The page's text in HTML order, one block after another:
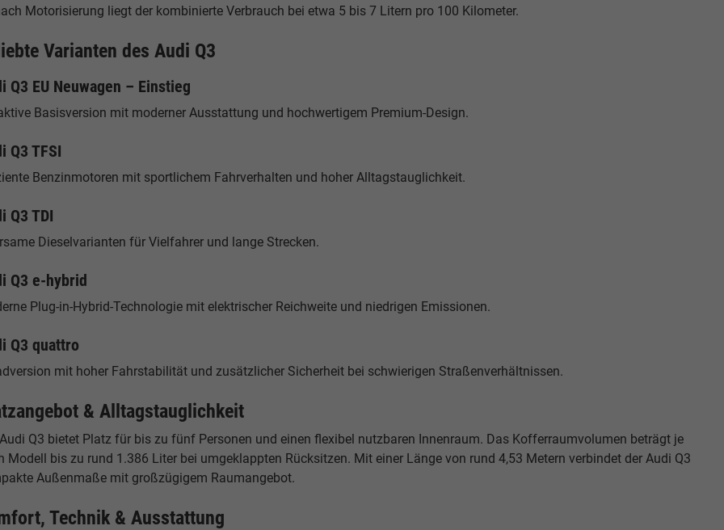
Motorisierung liegt der kombinierte Verbrauch bei etwa 5 bis 7 Litern pro 100 Kilometer.
Varianten des Audi Q3
Q3 EU Neuwagen – Einstieg
Basisversion mit moderner Ausstattung und hochwertigem Premium-Design.
Q3 TFSI
Benzinmotoren mit sportlichem Fahrverhalten und hoher Alltagstauglichkeit.
Q3 TDI
Dieselvarianten für Vielfahrer und lange Strecken.
Q3 e-hybrid
Plug-in-Hybrid-Technologie mit elektrischer Reichweite und niedrigen Emissionen.
Q3 quattro
mit hoher Fahrstabilität und zusätzlicher Sicherheit bei schwierigen Straßenverhältnissen.
& Alltagstauglichkeit
Q3 bietet Platz für bis zu fünf Personen und einen flexibel nutzbaren Innenraum. Das Kofferraumvolumen beträgt je
Modell bis zu rund 1.386 Liter bei umgeklappten Rücksitzen. Mit einer Länge von rund 4,53 Metern verbindet der Audi Q3
Außenmaße mit großzügigem Raumangebot.
Technik & Ausstattung